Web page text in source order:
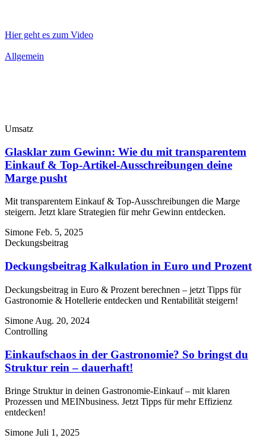
Hier geht es zum Video
Allgemein
Umsatz
Glasklar zum Gewinn: Wie du mit transparentem
Einkauf & Top-Artikel-Ausschreibungen deine
Marge pusht
Mit transparentem Einkauf & Top-Ausschreibungen die Marge
steigern. Jetzt klare Strategien für mehr Gewinn entdecken.
Simone Feb. 5, 2025
Deckungsbeitrag
Deckungsbeitrag Kalkulation in Euro und Prozent
Deckungsbeitrag in Euro & Prozent berechnen – jetzt Tipps für
Gastronomie & Hotellerie entdecken und Rentabilität steigern!
Simone Aug. 20, 2024
Controlling
Einkaufschaos in der Gastronomie? So bringst du
Struktur rein – dauerhaft!
Bringe Struktur in deinen Gastronomie-Einkauf – mit klaren
Prozessen und MEINbusiness. Jetzt Tipps für mehr Effizienz
entdecken!
Simone Juli 1, 2025